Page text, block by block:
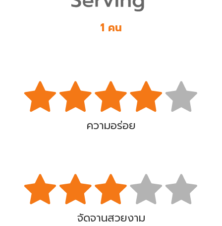
1 คน
ความอร่อย
จัดจานสวยงาม